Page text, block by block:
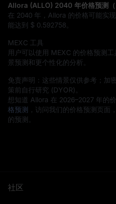
Allora (ALLO) 2040 年价格预测（
在 2040 年，Allora 的价格可能实现
能达到 $ 0.592758
MEXC 工具
用户可以使用 MEXC 的价格预测
景预测和更个性化的分析。
免责声明：这些情景仅供参考；
策前自行研究 (DYOR)。
想知道 Allora 在 2026–2027 年的
格预测 ，访问我们的价格预测页
的预测。
社区